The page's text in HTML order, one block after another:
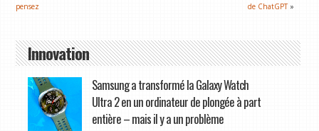
pensez
de ChatGPT»
Innovation
Samsung a transformé la Galaxy Watch
Ultra 2 en un ordinateur de plongée à part
entière – mais il y a un problème